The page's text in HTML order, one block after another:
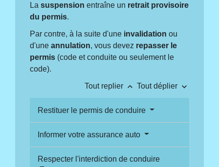
Lasuspension entraîne un retrait provisoire
du permis.
Par contre, à la suite d'une invalidation ou
d'uneannulation, vous devez repasser le
permis (code et conduite ou seulement le
code).
Tout replier keyboard_arrow_up Tout déplier keyboard_arrow_down
Restituer le permis de conduire
Informer votre assurance auto
Respecter l'interdiction de conduire